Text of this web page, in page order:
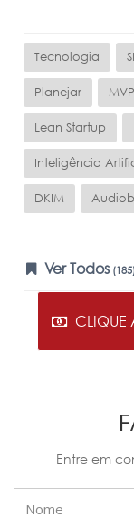
Tecnologia
Planejar MVP
Lean Startup
Inteligência
DKIM
Ver Todos (185)
CLIQUE
Entre em